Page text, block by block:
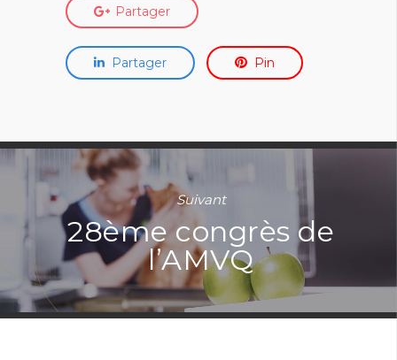
Partager
Partager Pin
Suivant
28ème congrès de
l’AMVQ